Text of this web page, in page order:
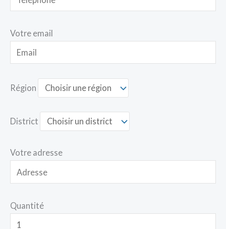
Votre email
Région
District
Votre adresse
Quantité